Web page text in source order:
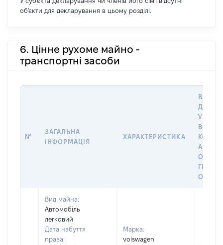
об'єкти для декларування в цьому розділі.
6. Цінне рухоме майно -
транспортні засоби
№
ЗАГАЛЬНА
ІНФОРМАЦІЯ
ХАРАКТЕРИСТИКА
ДАТУ
У
АБО
Вид майна:
Автомобіль
легковий
Дата набуття
права:
Марка:
volswagen